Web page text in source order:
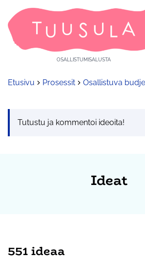
OSALLISTUMISALUSTA
Etusivu Prosessit Osallistuva
Tutustu ja kommentoi ideoita!
Ideat
551 ideaa